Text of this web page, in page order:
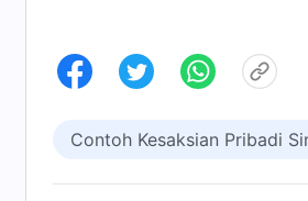
sakit, bahkan berbalik di
berdaya. Air mataku
Contoh Kesaksian Pribadi